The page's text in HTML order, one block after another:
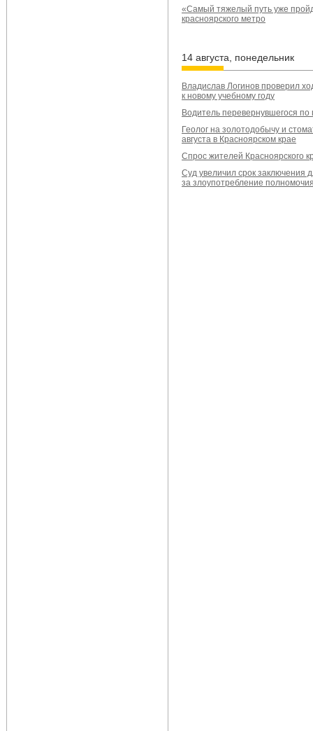
«Самый тяжелый путь уже
красноярского метро
14 августа, понедельник
Владислав Логинов проверил
к новому учебному году
Водитель перевернувшегося
Геолог на золотодобычу и
августа в Красноярском крае
Спрос жителей Красноярского
Суд увеличил срок заключения
за злоупотребление